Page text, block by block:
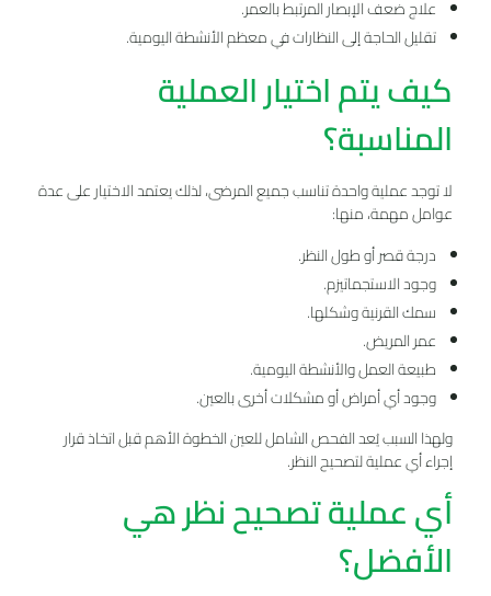
علاج ضعف الإبصار المرتبط بالعمر.
تقليل الحاجة إلى النظارات في معظم الأنشطة اليومية.
كيف يتم اختيار العملية
المناسبة؟
لا توجد عملية واحدة تناسب جميع المرضى، لذلك يعتمد الاختيار على عدة
عوامل مهمة، منها:
درجة قصر أو طول النظر.
وجود الاستجماتيزم.
سمك القرنية وشكلها.
عمر المريض.
طبيعة العمل والأنشطة اليومية.
وجود أي أمراض أو مشكلات أخرى بالعين.
ولهذا السبب يُعد الفحص الشامل للعين الخطوة الأهم قبل اتخاذ قرار
إجراء أي عملية لتصحيح النظر.
أي عملية تصحيح نظر هي
الأفضل؟